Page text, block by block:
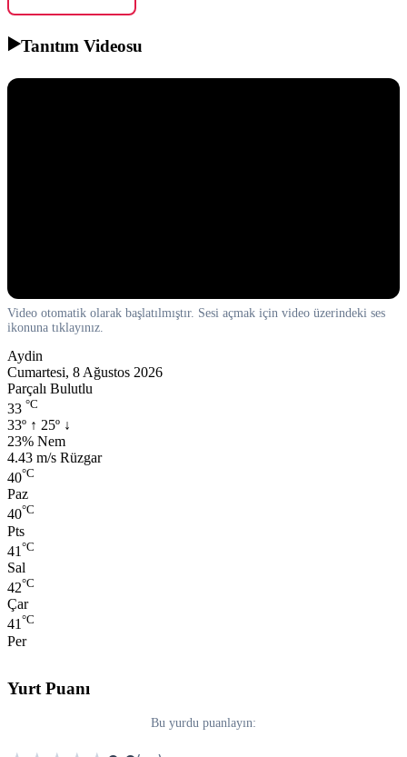
▶️Tanıtım Videosu
Video otomatik olarak başlatılmıştır. Sesi açmak için video üzerindeki ses
ikonuna tıklayınız.
Aydin
Cumartesi, 8 Ağustos 2026
Parçalı Bulutlu
33 °C
33º ↑ 25º ↓
Nem:
23% Nem
Rüzgar:
4.43 m/s Rüzgar
40°C
Paz
40°C
Pts
41 °C
Sal
42°C
Çar
41°C
Per
Yurt Puanı
Bu yurdu puanlayın: